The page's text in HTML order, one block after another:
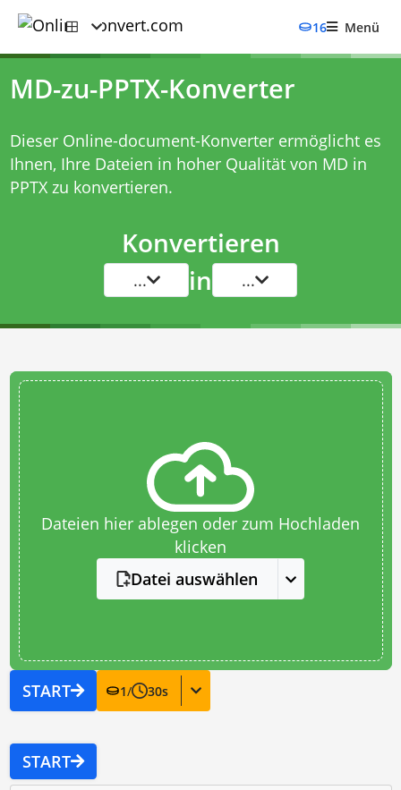
16 Menü
MD-zu-PPTX-Konverter
Dieser Online-document-Konverter ermöglicht es
Ihnen, Ihre Dateien in hoher Qualität von MD in
PPTX zu konvertieren.
Konvertieren
... in ...
Dateien hier ablegen oder zum Hochladen
klicken
Datei auswählen
START 1/ 30s
START